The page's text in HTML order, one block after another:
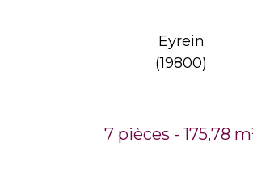
Eyrein
(19800)
7 pièces - 175,78